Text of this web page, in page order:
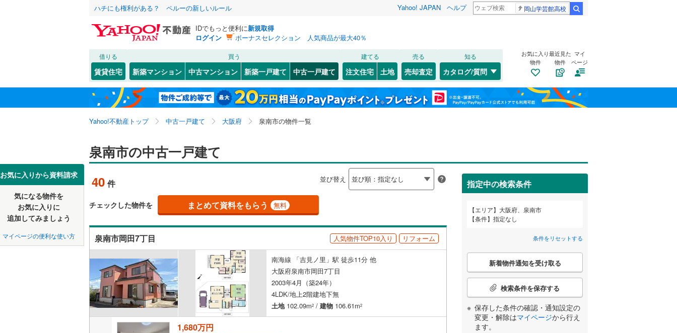
ハチにも権利がある？ ペルーの新しいルール Yahoo! JAPAN ヘルプ 岡山学芸館高校
IDでもっと便利に新規取得
ログイン
ボーナスセレクション 人気商品が最大40％
借りる
賃貸住宅
買う
新築マンション 中古マンション 新築一戸建て 中古一戸建て
建てる
注文住宅 土地
売る
売却査定
知る
カタログ/質問
お気に入り
物件
最近見た
物件
マイ
ページ
Yahoo!不動産トップ 中古一戸建て 大阪府 泉南市の物件一覧
お気に入りから資料請求
気になる物件を
お気に入りに
追加してみましょう
マイページの便利な使い方
泉南市の中古一戸建て
40 件 並び替え
チェックした物件を まとめて資料をもらう 無料
泉南市岡田7丁目 人気物件TOP10入り リフォーム
南海線 「吉見ノ里」駅 徒歩11分 他
大阪府泉南市岡田7丁目
2003年4月（築24年）
4LDK/地上2階建地下無
土地102.09m2 / 建物 106.61m2
1,680万円
指定中の検索条件
エリア
大阪府、泉南市
条件
指定なし
条件をリセットする
こ
検
条
件
新着物件通知を受け取る
検索条件を保存する
保存した条件の確認・通知設定の
変更・解除はマイページから行え
ます。
北海道 北海道
東北 青森 岩手 宮城 秋田 山形 福島
関東 東京 神奈川 埼玉
信越・北陸 新潟
三重
近畿 大阪 兵庫
中国 鳥取 島根 岡山 広島 山口
香川 愛媛 高知
九州・沖縄 福岡 佐賀 長崎 鹿児島
大阪市 都島区(12) 福島区(13) 此花区(28)
西淀川区(31) 東淀川区(69) 旭区(19)
淀川区
51)
港区(17
東成区(23) 城東区(35) 鶴見区(26)
天王寺区(20) 生野区(46)
阿倍野区(19)
平野区(58)
堺市 堺区(36) 中区(62)
(51) 南区 北区(25)
美原区(40)
大阪府のそのほ
かの地域
岸和田市(10) 豊中市(56) 池田市(33)
岡田(7) 男里(2) 北野(1)
新家(7) 信達市場(9) 信達大苗代(1)
樽井
6
馬場(3)
JR 東海道本線（JR西日本）(0) 関西本線（JR西日本） (0) 大阪環状線(
桜島線(0) 福知山線(0) 片町線(0)
阪和線(33) 関西空港線 (1) 東西線(0)
おおさか東線(0
地下鉄 OsakaMetro長堀鶴見緑地線
OsakaMetro谷町線(0) OsakaMetro四つ橋線(0) OsakaMetro中央線(0)
OsakaMetro堺筋線(0 )
私鉄・その他 近鉄大阪線(0) 近鉄信貴線(0)
近鉄南大阪線(0) 近鉄長野線(0)
近鉄けいはんな線(0) 近鉄西信貴ケーブル(0)
京阪交野線(0) 京阪中之島線 阪急京都本線(0)
阪急千里線 (0) 阪急神戸本線 阪急宝塚本線(0)
阪急箕面線(0) 阪神本線(0 阪神なんば線(0)
能勢電鉄妙見線
南海高師浜線(0)
こだわり条件 リフォーム、リノベーション
リノベーション・リフォーム
（7）
築古・築30年以上（24）
設備
床暖房（
駐車場2台以上（16） ビルトインガレージ（1） 太陽光発電システム（4）
（10）
防犯カメラ（ 0）
バリアフリー住宅（0） 0）
二世帯向け（0） 平屋・1階建て 3階建て以上（0）
サービスルーム（納戸）（2）
最寄りの駅が始発駅 小学校まで1km以内
検索条件を保存しました
この検索条件の新着物件通知は、 マイページから設定できます。
保存した条件を見る
大阪府、泉南市
検索条件を保存する
マイページ
お気に入りリストを見る
閉じる
お気に入りリストを見る
閉じる